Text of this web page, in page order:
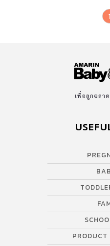
พอลล่า เทย์เลอร์ สาวน้อยลูกครึ่
คนนี้สวยได้แม่มาแบบเต็ม ๆ น้อง
1
เพื่อลูกฉลา
PRODUCT